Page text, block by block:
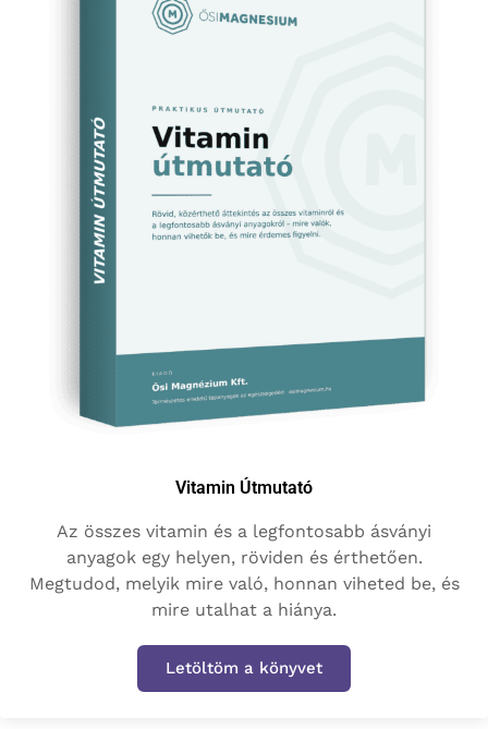
Vitamin Útmutató
Az összes vitamin és a legfontosabb ásványi
anyagok egy helyen, röviden és érthetően.
Megtudod, melyik mire való, honnan viheted be, és
mire utalhat a hiánya.
Letöltöm a könyvet